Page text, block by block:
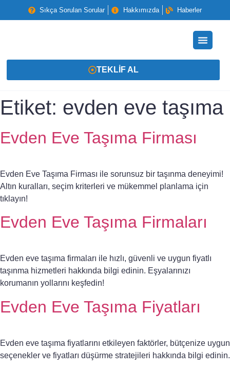
Sıkça Sorulan Sorular Hakkımızda Haberler
TEKLIF AL
Etiket: evden eve taşıma
Evden Eve Taşıma Firması
Evden Eve Taşıma Firması ile sorunsuz bir taşınma deneyimi!
Altın kuralları, seçim kriterleri ve mükemmel planlama için
tıklayın!
Evden Eve Taşıma Firmaları
Evden eve taşıma firmaları ile hızlı, güvenli ve uygun fiyatlı
taşınma hizmetleri hakkında bilgi edinin. Eşyalarınızı
korumanın yollarını keşfedin!
Evden Eve Taşıma Fiyatları
Evden eve taşıma fiyatlarını etkileyen faktörler, bütçenize uygun
seçenekler ve fiyatları düşürme stratejileri hakkında bilgi edinin.